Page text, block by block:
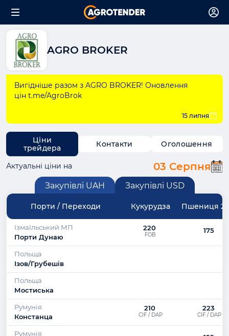
AGRO BROKER
Вигідніше разом з AGRO BROKER! Оновлення
цін t.me/AgroBrok
15 липня
Ціни
трейдера
Контакти Оголошення
Актуальні ціни на 03 Серпня
Закупівлі UAH Закупівлі USD
Порти / Переходи Кукурудза Пшениця 2
Ізмаїльський МП
Порти Дунаю
220
FOB
175
Польща
Ізов/Грубешів
Польща
Мостиська
Румунія
Констанца
210
CIF / DAP
223
CIF / DAP
Румунія